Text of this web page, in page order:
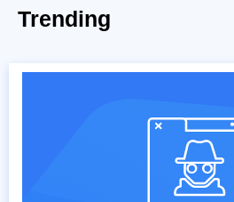
Trending